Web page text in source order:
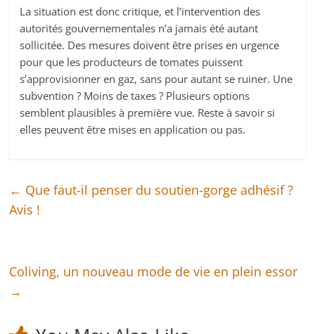
La situation est donc critique, et l’intervention des
autorités gouvernementales n’a jamais été autant
sollicitée. Des mesures doivent être prises en urgence
pour que les producteurs de tomates puissent
s’approvisionner en gaz, sans pour autant se ruiner. Une
subvention ? Moins de taxes ? Plusieurs options
semblent plausibles à première vue. Reste à savoir si
elles peuvent être mises en application ou pas.
← Que faut-il penser du soutien-gorge adhésif ?
Avis !
Coliving, un nouveau mode de vie en plein essor
→